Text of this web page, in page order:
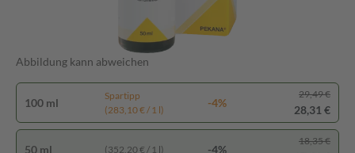
Abbildung kann abweichen
100 ml
Spartipp
(283,10 € / 1 l)
-4%
29,49 €
28,31 €
50 ml (352,20 € / 1 l) -4%
18,35 €